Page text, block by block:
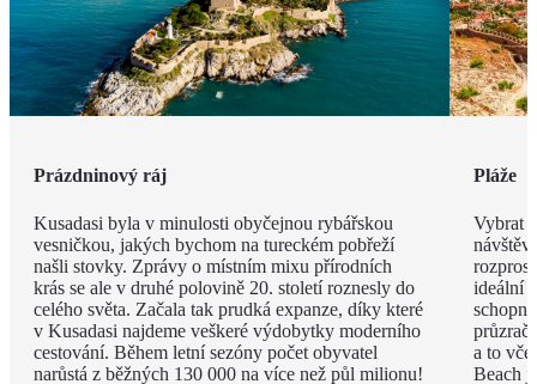
Prázdninový ráj
Kusadasi byla v minulosti obyčejnou rybářskou
vesničkou, jakých bychom na tureckém pobřeží
našli stovky. Zprávy o místním mixu přírodních
krás se ale v druhé polovině 20. století roznesly do
celého světa. Začala tak prudká expanze, díky které
v Kusadasi najdeme veškeré výdobytky moderního
cestování. Během letní sezóny počet obyvatel
narůstá z běžných 130 000 na více než půl milionu!
Pláže
Vybrat
ideální
a to
Beach